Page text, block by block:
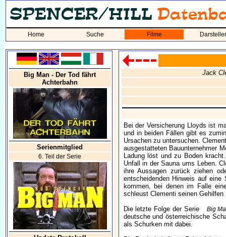
Home Suche Filme Darsteller
Big Man - Der Tod fährt
Achterbahn
Serienmitglied
6. Teil der Serie
Jack
Bei der Versicherung Lloyds ist
und in beiden Fällen gibt es
Ursachen zu untersuchen.
ausgestatteten Bauunternehmer
Ladung löst und zu Boden
Unfall in der Sauna ums Leben.
ihre Aussagen zurück ziehen
entscheidenden Hinweis auf
kommen, bei denen im Falle
schleust Clementi seinen
Die letzte Folge der Serie
Big
deutsche und österreichische
als Schurken mit dabei.